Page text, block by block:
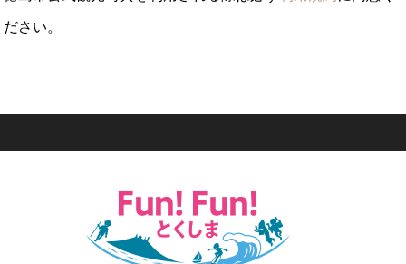
ださい。